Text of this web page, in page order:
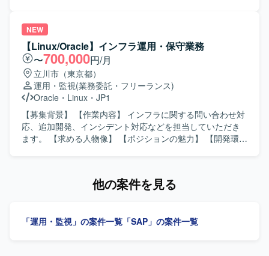
基盤環境となります。
側ユーザー、海外チーム、ベンダーとの英日での調整を行
います。テストおよび移行支援にも携わっていただきま
す。 【求める人物像】 調達・購買・在庫管理業務に対する
理解を持ち、SAP MM領域での上流工程から一連のプロセ
スに主体的に取り組んでいただける方を求めています。日
本語と英語でのコミュニケーションに長け、国内外の関係
者と円滑に連携できる方を歓迎します。 【ポジションの魅
力】 SAP S/4HANA導入・刷新という大規模かつグローバル
なプロジェクトに参画し、調達・購買領域における専門性
とバイリンガルコンサルタントとしての経験を高めていた
テムです。AribaやCoupaなど外部購買システムとの連携が
NEW
【Linux/Oracle】インフラ運用・保守業務
〜700,000円/月
立川市（東京都）
運用・監視(業務委託・フリーランス)
Oracle ・ Linux ・ JP1
【募集背景】 【作業内容】 インフラに関する問い合わせ対
応、追加開発、インシデント対応などを担当していただき
ます。 【求める人物像】 【ポジションの魅力】 【開発環
他の案件を見る
「運用・監視」の案件一覧 「SAP」の案件一覧